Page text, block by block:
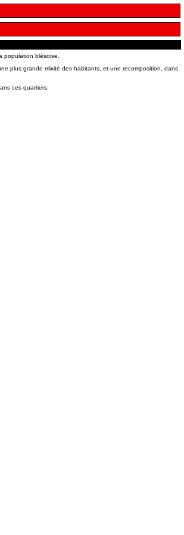
population blésoise.
plus grande mixité des habitants, et une recomposition, dans
ces quartiers.